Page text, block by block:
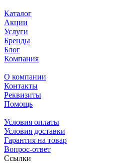
Каталог
Акции
Услуги
Бренды
Блог
Компания
О компании
Контакты
Реквизиты
Помощь
Условия оплаты
Условия доставки
Гарантия на товар
Вопрос-ответ
Ссылки